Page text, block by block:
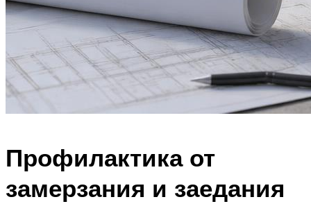
Профилактика от
замерзания и заедания